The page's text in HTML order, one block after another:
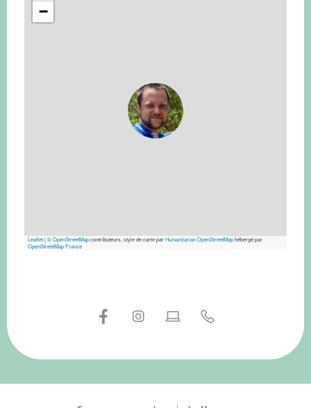
−
Leaflet|©OpenStreetMapcontributeurs, style de carte parHumanitarian OpenStreetMaphébergé par
OpenStreetMap France